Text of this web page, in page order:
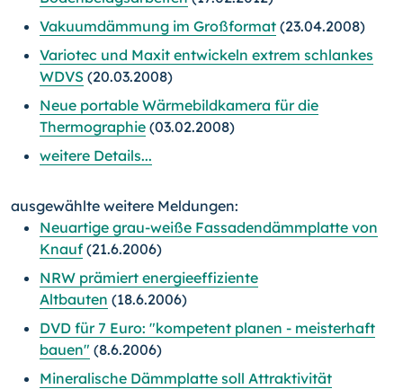
Vakuumdämmung im Großformat (23.04.2008)
Variotec und Maxit entwickeln extrem schlankes
WDVS (20.03.2008)
Neue portable Wärmebildkamera für die
Thermographie (03.02.2008)
weitere Details...
ausgewählte weitere Meldungen:
Neuartige grau-weiße Fassadendämmplatte von
Knauf (21.6.2006)
NRW prämiert energieeffiziente
Altbauten (18.6.2006)
DVD für 7 Euro: "kompetent planen - meisterhaft
bauen" (8.6.2006)
Mineralische Dämmplatte soll Attraktivität